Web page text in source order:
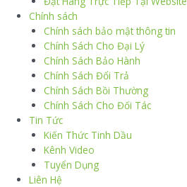
Chính sách
Chính sách bảo mật thông tin
Chính Sách Cho Đại Lý
Chính Sách Bảo Hành
Chính Sách Đổi Trả
Chính Sách Bồi Thường
Chính Sách Cho Đối Tác
Tin Tức
Kiến Thức Tinh Dầu
Kênh Video
Tuyển Dụng
Liên Hệ